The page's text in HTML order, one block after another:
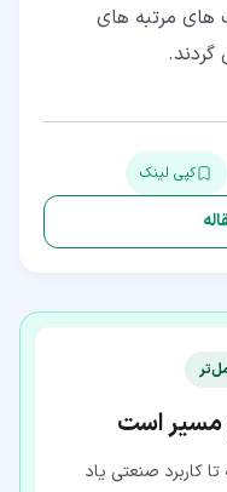
های مرتبه های
کپی لینک
مسیر است
کاربرد صنعتی یاد